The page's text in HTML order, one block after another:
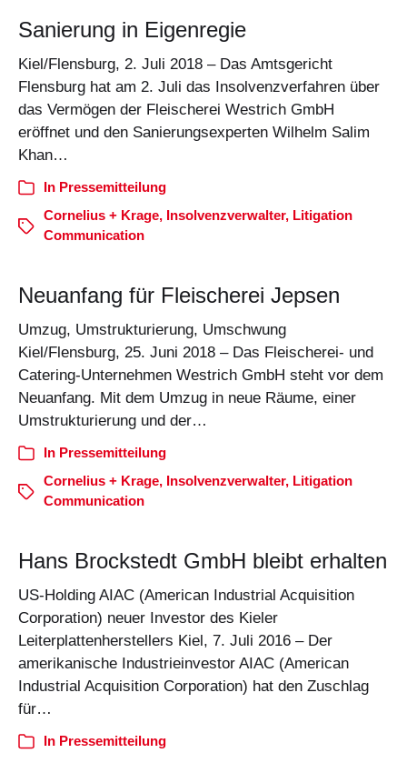
Sanierung in Eigenregie
Kiel/Flensburg, 2. Juli 2018 – Das Amtsgericht
Flensburg hat am 2. Juli das Insolvenzverfahren über
das Vermögen der Fleischerei Westrich GmbH
eröffnet und den Sanierungsexperten Wilhelm Salim
Khan…
In Pressemitteilung
Cornelius + Krage, Insolvenzverwalter, Litigation
Communication
Neuanfang für Fleischerei Jepsen
Umzug, Umstrukturierung, Umschwung
Kiel/Flensburg, 25. Juni 2018 – Das Fleischerei- und
Catering-Unternehmen Westrich GmbH steht vor dem
Neuanfang. Mit dem Umzug in neue Räume, einer
Umstrukturierung und der…
In Pressemitteilung
Cornelius + Krage, Insolvenzverwalter, Litigation
Communication
Hans Brockstedt GmbH bleibt erhalten
US-Holding AIAC (American Industrial Acquisition
Corporation) neuer Investor des Kieler
Leiterplattenherstellers Kiel, 7. Juli 2016 – Der
amerikanische Industrieinvestor AIAC (American
Industrial Acquisition Corporation) hat den Zuschlag
für…
In Pressemitteilung